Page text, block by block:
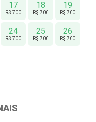
17
R$ 700
18
R$ 700
19
R$ 700
24
R$ 700
25
R$ 700
26
R$ 700